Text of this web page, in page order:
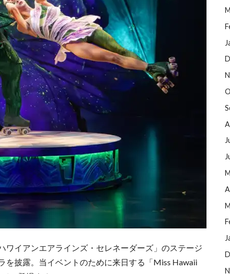
ワイアンエアラインズ・セレネーダーズ」のステージ
を披露。当イベントのために来日する「Miss Hawaii